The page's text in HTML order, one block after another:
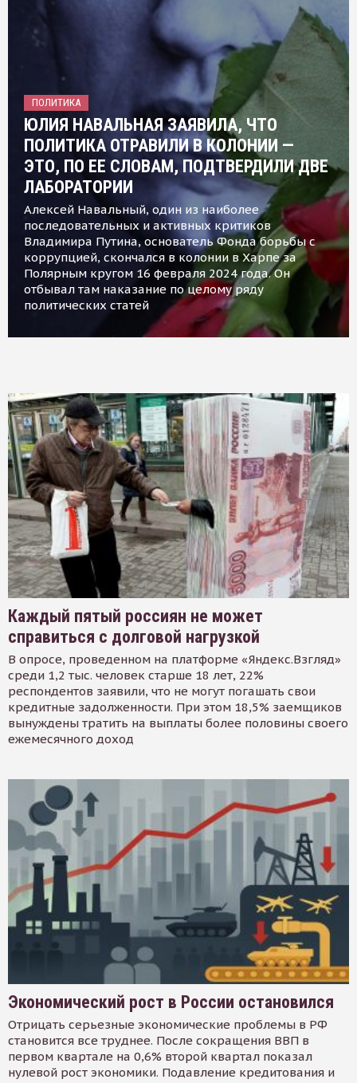
ПОЛИТИКА
ЮЛИЯ НАВАЛЬНАЯ ЗАЯВИЛА, ЧТО
ПОЛИТИКА ОТРАВИЛИ В КОЛОНИИ —
ЭТО, ПО ЕЕ СЛОВАМ, ПОДТВЕРДИЛИ ДВЕ
ЛАБОРАТОРИИ
Алексей Навальный, один из наиболее
последовательных и активных критиков
Владимира Путина, основатель Фонда борьбы с
коррупцией, скончался в колонии в Харпе за
Полярным кругом 16 февраля 2024 года. Он
отбывал там наказание по целому ряду
политических статей
Каждый пятый россиян не может
справиться с долговой нагрузкой
В опросе, проведенном на платформе «Яндекс.Взгляд»
среди 1,2 тыс. человек старше 18 лет, 22%
респондентов заявили, что не могут погашать свои
кредитные задолженности. При этом 18,5% заемщиков
вынуждены тратить на выплаты более половины своего
ежемесячного доход
Экономический рост в России остановился
Отрицать серьезные экономические проблемы в РФ
становится все труднее. После сокращения ВВП в
первом квартале на 0,6% второй квартал показал
нулевой рост экономики. Подавление кредитования и